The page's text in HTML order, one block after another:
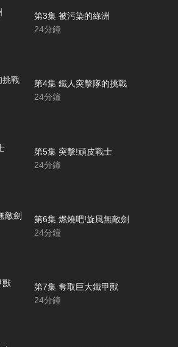
第3集 被污染的綠洲
24分鐘
第4集 鐵人突擊隊的挑戰
24分鐘
第5集 突擊!頑皮戰士
24分鐘
第6集 燃燒吧!旋風無敵劍
24分鐘
第7集 奪取巨大鐵甲獸
24分鐘